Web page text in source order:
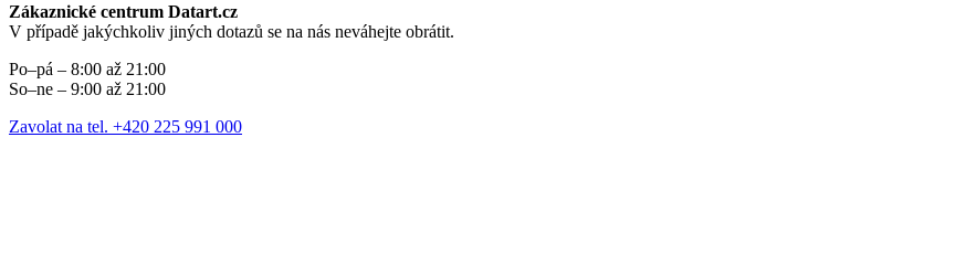
Zákaznické centrum Datart.cz
V případě jakýchkoliv jiných dotazů se na nás neváhejte obrátit.
Po–pá – 8:00 až 21:00
So–ne – 9:00 až 21:00
Zavolat na tel. +420 225 991 000